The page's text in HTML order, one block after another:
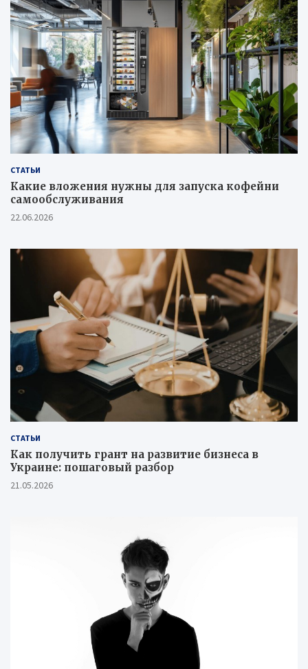
СТАТЬИ
Какие вложения нужны для запуска кофейни
самообслуживания
22.06.2026
СТАТЬИ
Как получить грант на развитие бизнеса в
Украине: пошаговый разбор
21.05.2026